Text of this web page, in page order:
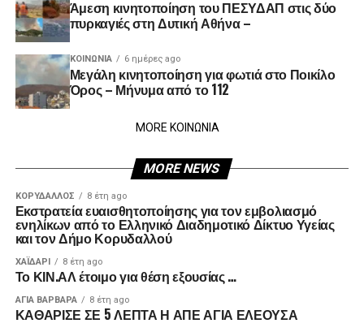
Άμεση κινητοποίηση του ΠΕΣΥΔΑΠ στις δύο
πυρκαγιές στη Δυτική Αθήνα –
ΚΟΙΝΩΝΊΑ 6 ημέρες ago
Μεγάλη κινητοποίηση για φωτιά στο Ποικίλο
Όρος – Μήνυμα από το 112
MORE ΚΟΙΝΩΝΙΑ
MORE NEWS
ΚΟΡΥΔΑΛΛΟΣ 8 έτη ago
Εκστρατεία ευαισθητοποίησης για τον εμβολιασμό
ενηλίκων από το Ελληνικό Διαδημοτικό Δίκτυο Υγείας
και τον Δήμο Κορυδαλλού
ΧΑΪΔΑΡΙ 8 έτη ago
Το ΚΙΝ.ΑΛ έτοιμο για θέση εξουσίας …
ΑΓΙΑ ΒΑΡΒΑΡΑ 8 έτη ago
ΚΑΘΑΡΙΣΕ ΣΕ 5 ΛΕΠΤΑ Η ΑΠΕ ΑΓΙΑ ΕΛΕΟΥΣΑ